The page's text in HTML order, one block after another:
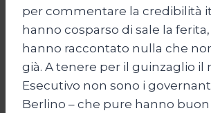
per commentare la credibilità
hanno cosparso di sale la
hanno raccontato nulla che
già. A tenere per il guinzaglio il
Esecutivo non sono i
Berlino – che pure hanno buon